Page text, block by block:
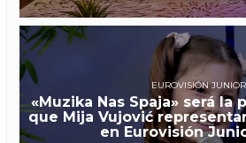
EUROVISIÓN JUNIOR
«Muzika Nas Spaja» será la
que Mija Vujović
en Eurovisión